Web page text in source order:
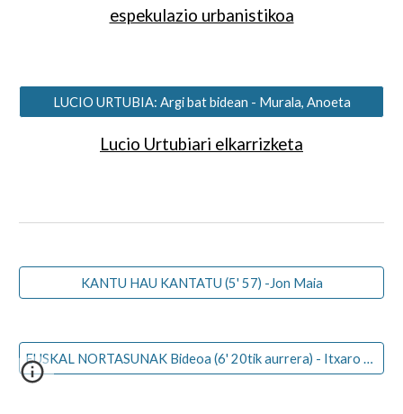
espekulazio urbanistikoa
LUCIO URTUBIA: Argi bat bidean - Murala, Anoeta
Lucio Urtubiari elkarrizketa
KANTU HAU KANTATU (5' 57) -Jon Maia
EUSKAL NORTASUNAK Bideoa (6' 20tik aurrera) - Itxaro Borda